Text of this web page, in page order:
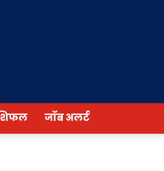
जॉब अलर्ट